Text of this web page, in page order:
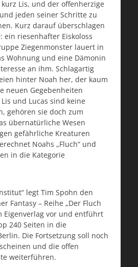
Lis, und der offenherzige
jeden seiner Schritte zu
Kurz darauf überschlagen
ein riesenhafter Eiskoloss
Ziegenmonster lauert in
Wohnung und eine Dämonin
an ihm. Schlagartig
hinter Noah her, der kaum
neuen Gegebenheiten
und Lucas sind keine
gehören sie doch zum
übernatürliche Wesen
gefährliche Kreaturen
Noahs „Fluch“ und
in die Kategorie
legt Tim Spohn den
Fantasy – Reihe „Der Fluch
Eigenverlag vor und entführt
240 Seiten in die
Die Fortsetzung soll noch
und die offen
weiterführen.